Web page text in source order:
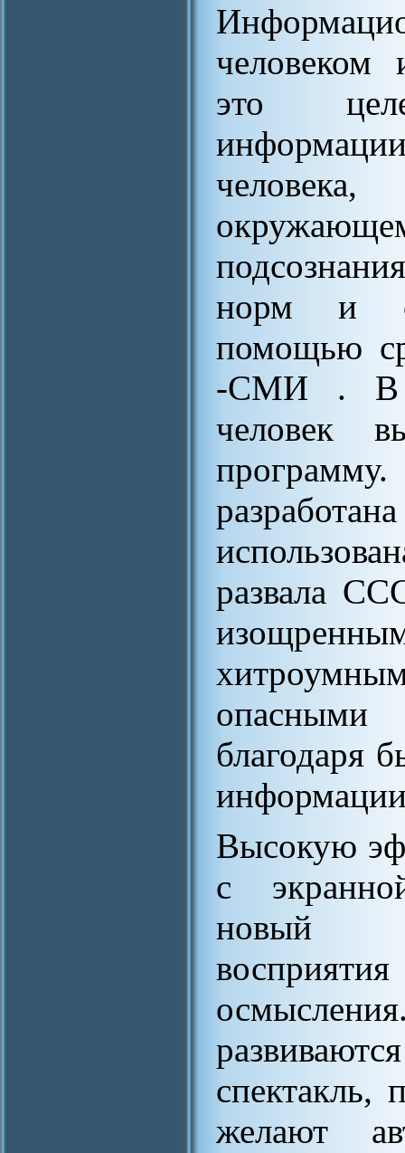
человеком
это
норм и
помощью
-СМИ . В
человек
развала
благодаря
информации
Высокую
с
новый
спектакль,
желают